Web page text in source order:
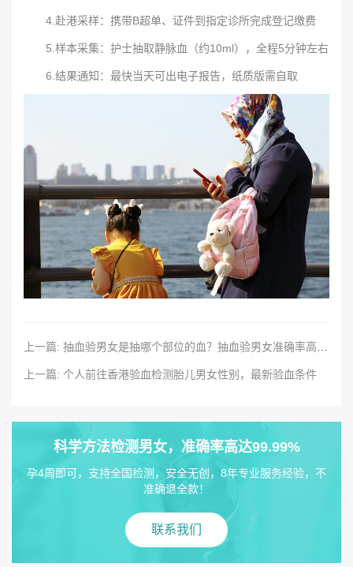
4.赴港采样：携带B超单、证件到指定诊所完成登记缴费
5.样本采集：护士抽取静脉血（约10ml），全程5分钟左右
6.结果通知：最快当天可出电子报告，纸质版需自取
上一篇: 个人前往香港验血检测胎儿男女性别，最新验血条件
科学方法检测男女，准确率高达99.99%
孕4周即可，支持全国检测，安全无创，8年专业服务经验，不
准确退全款！
联系我们